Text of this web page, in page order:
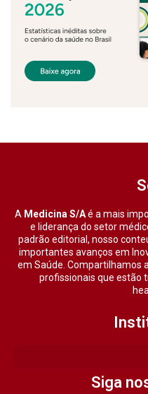
A Medicina S/Aé a mais
e liderança do setor
padrão editorial, nosso
importantes avanços em
em Saúde. Compartilhamos
profissionais que estão
Siga